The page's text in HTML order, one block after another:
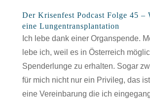
Der Krisenfest Podcast Folge 45 –
eine Lungentransplantation
Ich lebe dank einer Organspende.
lebe ich, weil es in Österreich
Spenderlunge zu erhalten. Sogar
für mich nicht nur ein Privileg, das
eine Vereinbarung die ich